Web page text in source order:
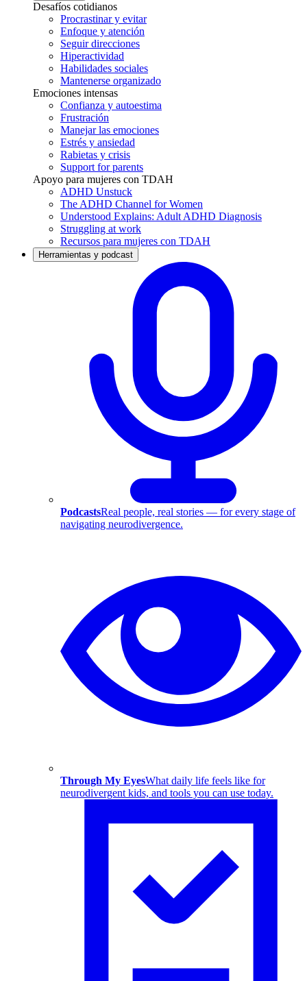
Desafíos cotidianos
Procrastinar y evitar
Enfoque y atención
Seguir direcciones
Hiperactividad
Habilidades sociales
Mantenerse organizado
Emociones intensas
Confianza y autoestima
Frustración
Manejar las emociones
Estrés y ansiedad
Rabietas y crisis
Support for parents
Apoyo para mujeres con TDAH
ADHD Unstuck
The ADHD Channel for Women
Understood Explains: Adult ADHD Diagnosis
Struggling at work
Recursos para mujeres con TDAH
Herramientas y podcast
PodcastsReal people, real stories — for every stage of
navigating neurodivergence.
Through My EyesWhat daily life feels like for
neurodivergent kids, and tools you can use today.